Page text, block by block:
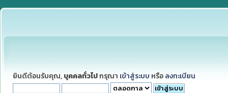
ยินดีต้อนรับคุณ, บุคคลทั่วไปกรุณา เข้าสู่ระบบ หรือ ลงทะเบียน